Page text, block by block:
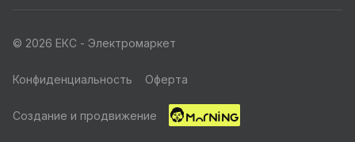
© 2026 ЕКС - Электромаркет
Конфиденциальность Оферта
Создание и продвижение